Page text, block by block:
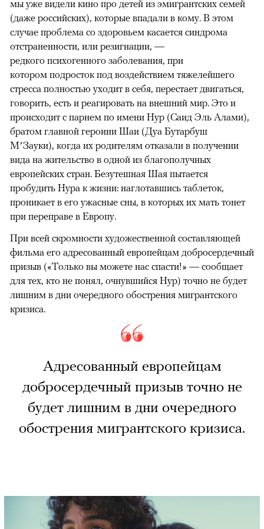
мы уже видели кино про детей из эмигрантских семей
(даже российских), которые впадали в кому. В этом
случае проблема со здоровьем касается синдрома
отстраненности, или резигнации, —
редкого психогенного заболевания, при
котором подросток под воздействием тяжелейшего
стресса полностью уходит в себя, перестает двигаться,
говорить, есть и реагировать на внешний мир. Это и
происходит с парнем по имени Нур (Саид Эль Алами),
братом главной героини Шаи (Дуа Бутарбуш
М’Зауки), когда их родителям отказали в получении
вида на жительство в одной из благополучных
европейских стран. Безутешная Шая пытается
пробудить Нура к жизни: наглотавшись таблеток,
проникает в его ужасные сны, в которых их мать тонет
при переправе в Европу.
При всей скромности художественной составляющей
фильма его адресованный европейцам добросердечный
призыв («Только вы можете нас спасти!» — сообщает
для тех, кто не понял, очнувшийся Нур) точно не будет
лишним в дни очередного обострения мигрантского
кризиса.
Адресованный европейцам
добросердечный призыв точно не
будет лишним в дни очередного
обострения мигрантского кризиса.